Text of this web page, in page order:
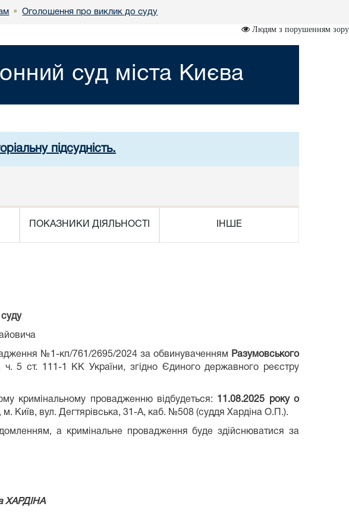
• Оголошення про виклик до суду
Людям з порушенням зору
суд міста Києва
підсудність.
ПОКАЗНИКИ ДІЯЛЬНОСТІ ІНШЕ
№1-кп/761/2695/2024 за обвинуваченням
Разумовського
5 ст. 111-1 КК України, згідно Єдиного державного реєстру
кримінальному провадженню відбудеться: 11.08.2025
року о
Київ, вул. Дегтярівська, 31-А, каб. №508 (суддя Хардіна О.П.).
а кримінальне провадження буде здійснюватися за